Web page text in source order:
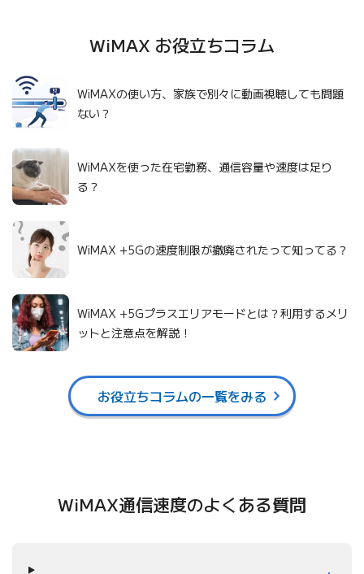
WiMAX お役立ちコラム
WiMAXの使い方、家族で別々に動画視聴しても問題
ない？
WiMAXを使った在宅勤務、通信容量や速度は足り
る？
WiMAX +5Gの速度制限が撤廃されたって知ってる？
WiMAX +5Gプラスエリアモードとは？利用するメリ
ットと注意点を解説！
お役立ちコラムの一覧をみる
WiMAX通信速度のよくある質問